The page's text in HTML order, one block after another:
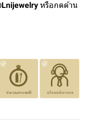
หรือกดด้าน